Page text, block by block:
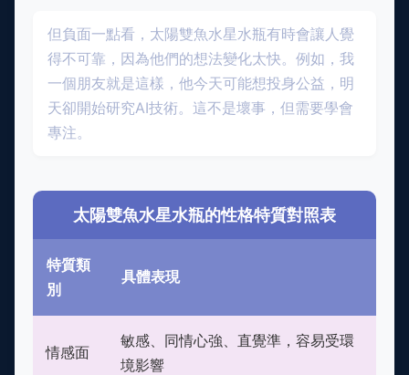
但負面一點看，太陽雙魚水星水瓶有時會讓人覺
得不可靠，因為他們的想法變化太快。例如，我
一個朋友就是這樣，他今天可能想投身公益，明
天卻開始研究AI技術。這不是壞事，但需要學會
專注。
太陽雙魚水星水瓶的性格特質對照表
特質類
別
具體表現
情感面
敏感、同情心強、直覺準，容易受環
境影響